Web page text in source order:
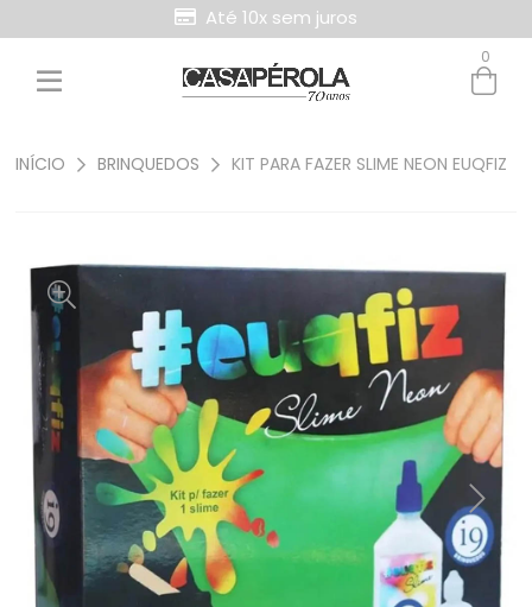
Entre com email ou cpf/cnpj
Até 10x sem juros
0
INÍCIO BRINQUEDOS KIT PARA FAZER SLIME NEON EUQFIZ